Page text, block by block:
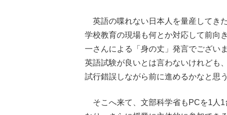
英語の喋れない日本人を量産してき
学校教育の現場も何とか対応して前向
一さんによる「身の丈」発言でござい
英語試験が良いとは言わないけれども
試行錯誤しながら前に進めるかなと思
そこへ来て、文部科学省もPCを1人1